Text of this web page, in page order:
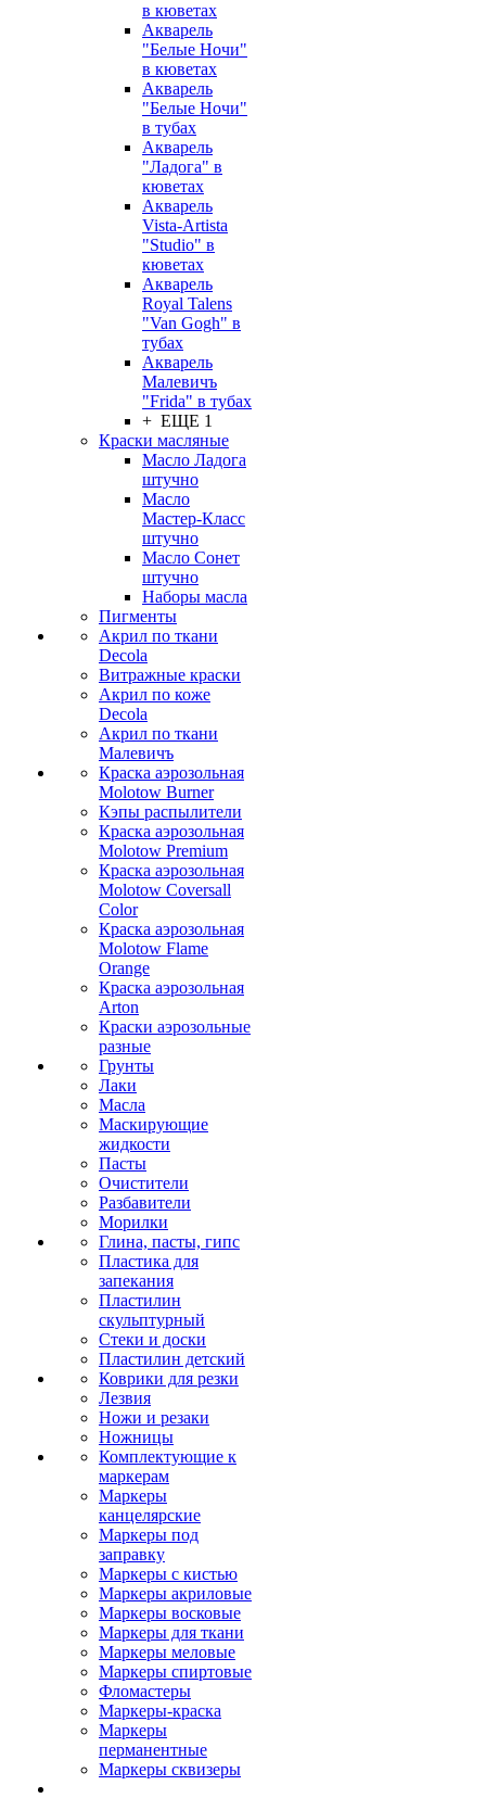
в кюветах
Акварель
"Белые Ночи"
в кюветах
Акварель
"Белые Ночи"
в тубах
Акварель
"Ладога" в
кюветах
Акварель
Vista-Artista
"Studio" в
кюветах
Акварель
Royal Talens
"Van Gogh" в
тубах
Акварель
Малевичъ
"Frida" в тубах
+ ЕЩЕ 1
Краски масляные
Масло Ладога
штучно
Масло
Мастер-Класс
штучно
Масло Сонет
штучно
Наборы масла
Пигменты
Акрил по ткани
Decola
Витражные краски
Акрил по коже
Decola
Акрил по ткани
Малевичъ
Краска аэрозольная
Molotow Burner
Кэпы распылители
Краска аэрозольная
Molotow Premium
Краска аэрозольная
Molotow Coversall
Color
Краска аэрозольная
Molotow Flame
Orange
Краска аэрозольная
Arton
Краски аэрозольные
разные
Грунты
Лаки
Масла
Маскирующие
жидкости
Пасты
Очистители
Разбавители
Морилки
Глина, пасты, гипс
Пластика для
запекания
Пластилин
скульптурный
Стеки и доски
Пластилин детский
Коврики для резки
Лезвия
Ножи и резаки
Ножницы
Комплектующие к
маркерам
Маркеры
канцелярские
Маркеры под
заправку
Маркеры с кистью
Маркеры акриловые
Маркеры восковые
Маркеры для ткани
Маркеры меловые
Маркеры спиртовые
Фломастеры
Маркеры-краска
Маркеры
перманентные
Маркеры сквизеры